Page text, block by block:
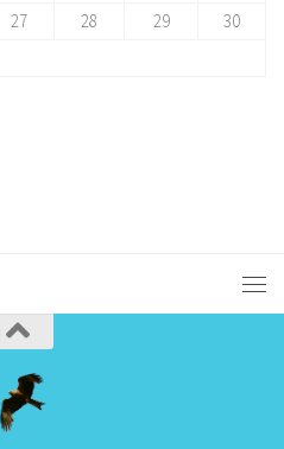
27 28 29
30